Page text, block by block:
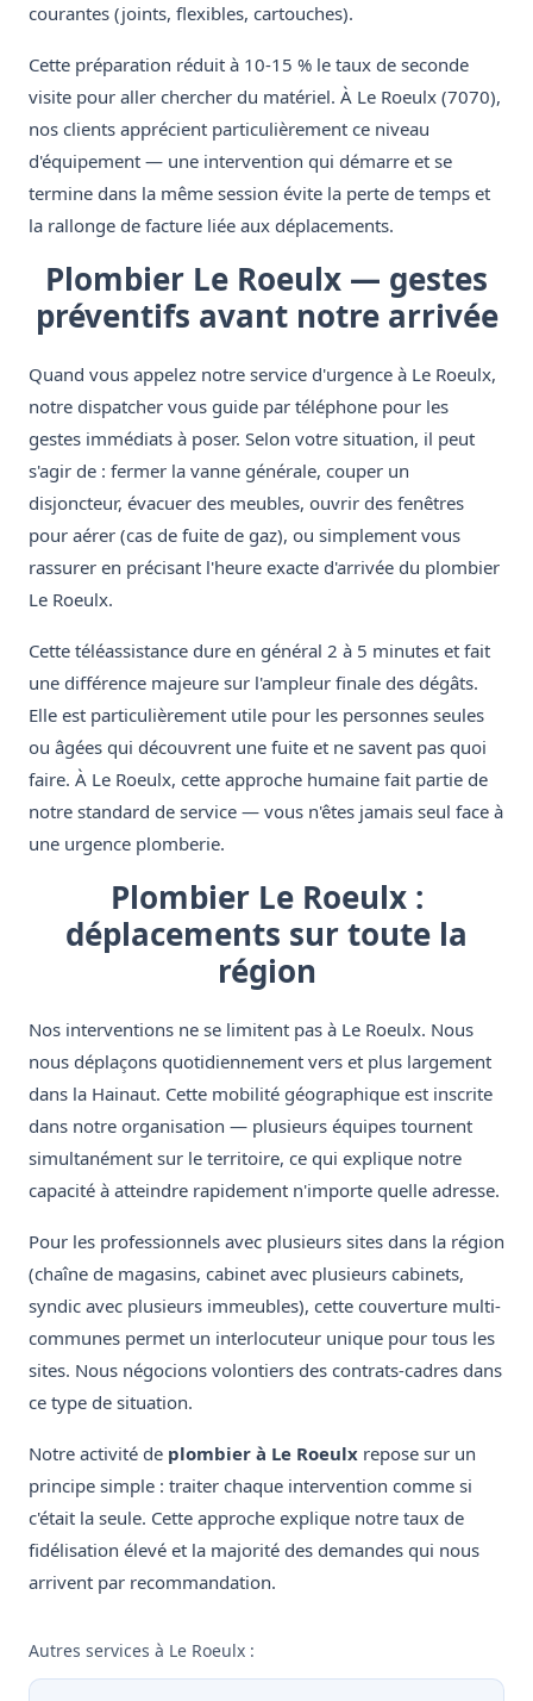
courantes (joints, flexibles, cartouches).
Cette préparation réduit à 10-15 % le taux de seconde
visite pour aller chercher du matériel. À Le Roeulx (7070),
nos clients apprécient particulièrement ce niveau
d'équipement — une intervention qui démarre et se
termine dans la même session évite la perte de temps et
la rallonge de facture liée aux déplacements.
Plombier Le Roeulx — gestes
préventifs avant notre arrivée
Quand vous appelez notre service d'urgence à Le Roeulx,
notre dispatcher vous guide par téléphone pour les
gestes immédiats à poser. Selon votre situation, il peut
s'agir de : fermer la vanne générale, couper un
disjoncteur, évacuer des meubles, ouvrir des fenêtres
pour aérer (cas de fuite de gaz), ou simplement vous
rassurer en précisant l'heure exacte d'arrivée du plombier
Le Roeulx.
Cette téléassistance dure en général 2 à 5 minutes et fait
une différence majeure sur l'ampleur finale des dégâts.
Elle est particulièrement utile pour les personnes seules
ou âgées qui découvrent une fuite et ne savent pas quoi
faire. À Le Roeulx, cette approche humaine fait partie de
notre standard de service — vous n'êtes jamais seul face à
une urgence plomberie.
Plombier Le Roeulx :
déplacements sur toute la
région
Nos interventions ne se limitent pas à Le Roeulx. Nous
nous déplaçons quotidiennement vers et plus largement
dans la Hainaut. Cette mobilité géographique est inscrite
dans notre organisation — plusieurs équipes tournent
simultanément sur le territoire, ce qui explique notre
capacité à atteindre rapidement n'importe quelle adresse.
Pour les professionnels avec plusieurs sites dans la région
(chaîne de magasins, cabinet avec plusieurs cabinets,
syndic avec plusieurs immeubles), cette couverture multi-
communes permet un interlocuteur unique pour tous les
sites. Nous négocions volontiers des contrats-cadres dans
ce type de situation.
Notre activité de plombier à Le Roeulx repose sur un
principe simple : traiter chaque intervention comme si
c'était la seule. Cette approche explique notre taux de
fidélisation élevé et la majorité des demandes qui nous
arrivent par recommandation.
Autres services à Le Roeulx :